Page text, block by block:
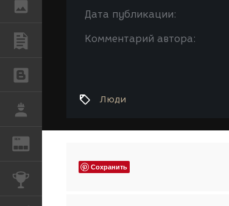
ПУБЛИКАЦИИ
REN
Дата публикации:
Комментарий автора:
Люди
Сохранить